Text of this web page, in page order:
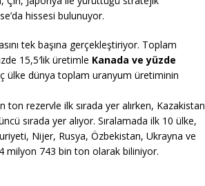
hissesi bulunuyor.
tek başına gerçekleştiriyor. Toplam
15,5′lik üretimle Kanada ve yüzde
ülke dünya toplam uranyum üretiminin
rezervle ilk sırada yer alırken, Kazakistan
sırada yer alıyor. Sıralamada ilk 10 ülke,
Nijer, Rusya, Özbekistan, Ukrayna ve
milyon 743 bin ton olarak biliniyor.